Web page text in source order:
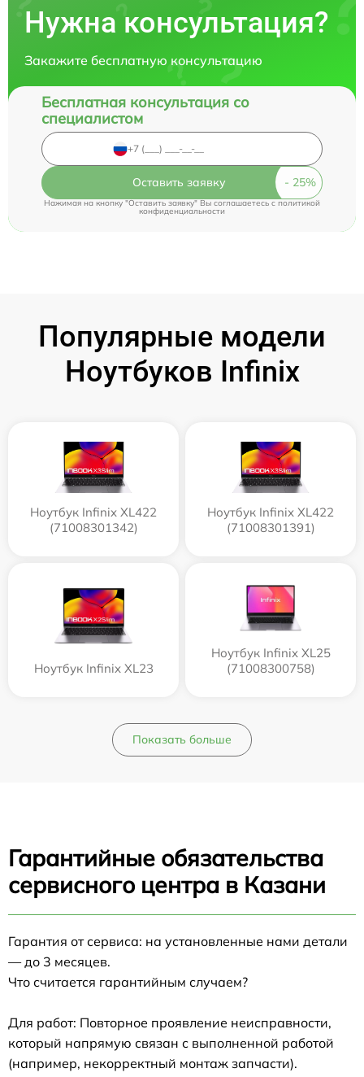
Нужна консультация?
Закажите бесплатную консультацию
Бесплатная консультация со
специалистом
Оставить заявку
Нажимая на кнопку "Оставить заявку" Вы соглашаетесь cполитикой
конфиденциальности
Популярные модели
Ноутбуков Infinix
Ноутбук Infinix XL422
(71008301342)
Ноутбук Infinix XL422
(71008301391)
Ноутбук Infinix XL23
Ноутбук Infinix XL25
(71008300758)
Показать больше
Гарантийные обязательства
сервисного центра в Казани
Гарантия от сервиса: на установленные нами детали
— до 3 месяцев.
Что считается гарантийным случаем?
Для работ: Повторное проявление неисправности,
который напрямую связан с выполненной работой
(например, некорректный монтаж запчасти).